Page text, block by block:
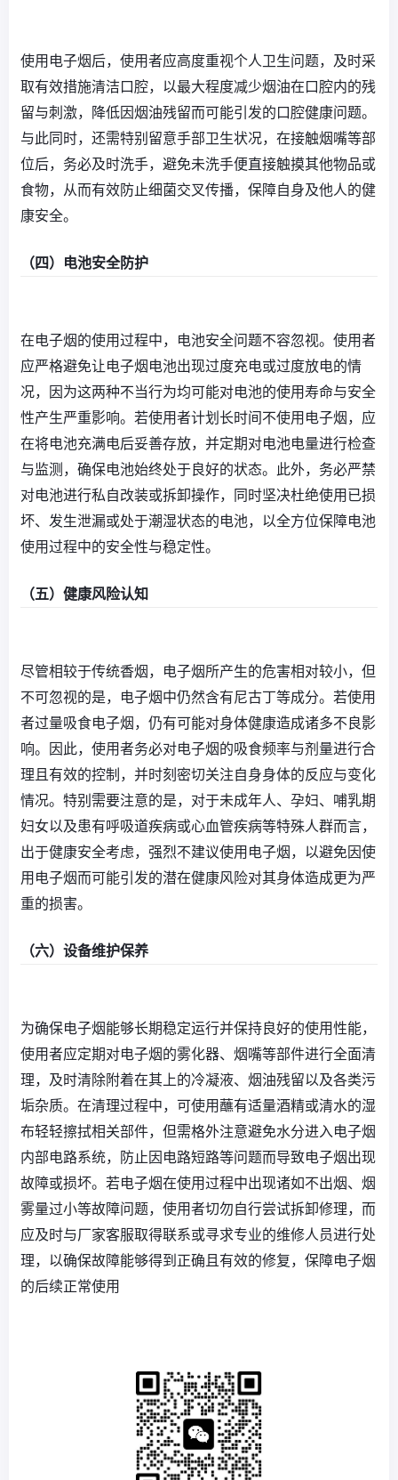
使用电子烟后，使用者应高度重视个人卫生问题，及时采
取有效措施清洁口腔，以最大程度减少烟油在口腔内的残
留与刺激，降低因烟油残留而可能引发的口腔健康问题。
与此同时，还需特别留意手部卫生状况，在接触烟嘴等部
位后，务必及时洗手，避免未洗手便直接触摸其他物品或
食物，从而有效防止细菌交叉传播，保障自身及他人的健
康安全。
（四）电池安全防护
在电子烟的使用过程中，电池安全问题不容忽视。使用者
应严格避免让电子烟电池出现过度充电或过度放电的情
况，因为这两种不当行为均可能对电池的使用寿命与安全
性产生严重影响。若使用者计划长时间不使用电子烟，应
在将电池充满电后妥善存放，并定期对电池电量进行检查
与监测，确保电池始终处于良好的状态。此外，务必严禁
对电池进行私自改装或拆卸操作，同时坚决杜绝使用已损
坏、发生泄漏或处于潮湿状态的电池，以全方位保障电池
使用过程中的安全性与稳定性。
（五）健康风险认知
尽管相较于传统香烟，电子烟所产生的危害相对较小，但
不可忽视的是，电子烟中仍然含有尼古丁等成分。若使用
者过量吸食电子烟，仍有可能对身体健康造成诸多不良影
响。因此，使用者务必对电子烟的吸食频率与剂量进行合
理且有效的控制，并时刻密切关注自身身体的反应与变化
情况。特别需要注意的是，对于未成年人、孕妇、哺乳期
妇女以及患有呼吸道疾病或心血管疾病等特殊人群而言，
出于健康安全考虑，强烈不建议使用电子烟，以避免因使
用电子烟而可能引发的潜在健康风险对其身体造成更为严
重的损害。
（六）设备维护保养
为确保电子烟能够长期稳定运行并保持良好的使用性能，
使用者应定期对电子烟的雾化器、烟嘴等部件进行全面清
理，及时清除附着在其上的冷凝液、烟油残留以及各类污
垢杂质。在清理过程中，可使用蘸有适量酒精或清水的湿
布轻轻擦拭相关部件，但需格外注意避免水分进入电子烟
内部电路系统，防止因电路短路等问题而导致电子烟出现
故障或损坏。若电子烟在使用过程中出现诸如不出烟、烟
雾量过小等故障问题，使用者切勿自行尝试拆卸修理，而
应及时与厂家客服取得联系或寻求专业的维修人员进行处
理，以确保故障能够得到正确且有效的修复，保障电子烟
的后续正常使用